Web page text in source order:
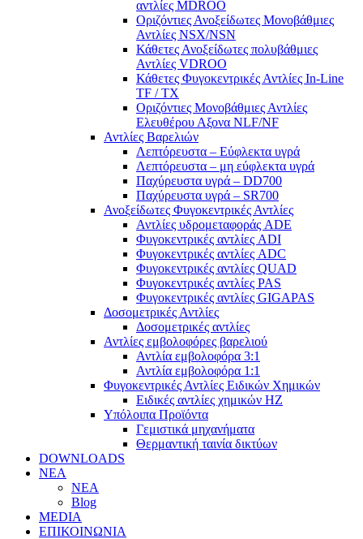
αντλίες ΜDROO
Οριζόντιες Ανοξείδωτες Μονοβάθμιες
Αντλίες ΝSX/NSN
Κάθετες Ανοξείδωτες πολυβάθμιες
Αντλίες VDROO
Κάθετες Φυγοκεντρικές Αντλίες In-Line
TF / TX
Oριζόντιες Μονοβάθμιες Αντλίες
Ελευθέρου Αξονα NLF/NF
Αντλίες Βαρελιών
Λεπτόρευστα – Εύφλεκτα υγρά
Λεπτόρευστα – μη εύφλεκτα υγρά
Παχύρευστα υγρά – DD700
Παχύρευστα υγρά – SR700
Ανοξείδωτες Φυγοκεντρικές Αντλίες
Αντλίες υδρομεταφοράς ADE
Φυγοκεντρικές αντλίες ADI
Φυγοκεντρικές αντλίες ADC
Φυγοκεντρικές αντλίες QUAD
Φυγοκεντρικές αντλίες PAS
Φυγοκεντρικές αντλίες GIGAPAS
Δοσομετρικές Αντλίες
Δοσομετρικές αντλίες
Αντλίες εμβολοφόρες βαρελιού
Αντλία εμβολοφόρα 3:1
Αντλία εμβολοφόρα 1:1
Φυγοκεντρικές Αντλίες Ειδικών Χημικών
Ειδικές αντλίες χημικών ΗΖ
Υπόλοιπα Προϊόντα
Γεμιστικά μηχανήματα
Θερμαντική ταινία δικτύων
DOWNLOADS
ΝΕΑ
ΝΕΑ
Blog
MEDIA
ΕΠΙΚΟΙΝΩΝΙΑ